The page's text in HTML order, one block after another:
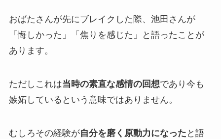
おばたさんが先にブレイクした際、池田さんが
「悔しかった」「焦りを感じた」と語ったことが
あります。
ただしこれは当時の素直な感情の回想であり今も
嫉妬しているという意味ではありません。
むしろその経験が自分を磨く原動力になった と語